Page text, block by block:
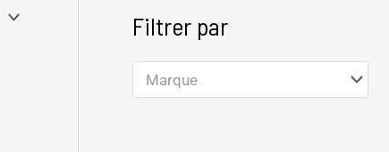
Filtrer par
Marque